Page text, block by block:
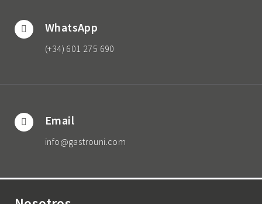
WhatsApp
(+34) 601 275 690
Email
info@gastrouni.com